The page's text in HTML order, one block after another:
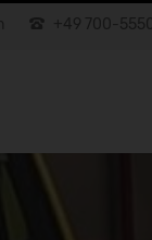
+49 700-